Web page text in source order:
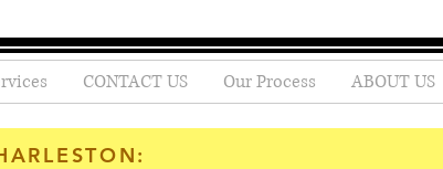
CONTACT US Our Process ABOUT US